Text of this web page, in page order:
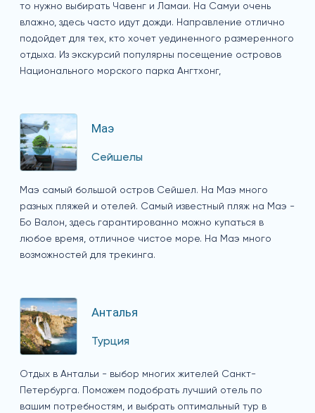
то нужно выбирать Чавенг и Ламаи. На Самуи очень
влажно, здесь часто идут дожди. Направление отлично
подойдет для тех, кто хочет уединенного размеренного
отдыха. Из экскурсий популярны посещение островов
Национального морского парка Ангтхонг,
Маэ
Сейшелы
Маэ самый большой остров Сейшел. На Маэ много
разных пляжей и отелей. Самый известный пляж на Маэ -
Бо Валон, здесь гарантированно можно купаться в
любое время, отличное чистое море. На Маэ много
возможностей для трекинга.
Анталья
Турция
Отдых в Антальи - выбор многих жителей Санкт-
Петербурга. Поможем подобрать лучший отель по
вашим потребностям, и выбрать оптимальный тур в